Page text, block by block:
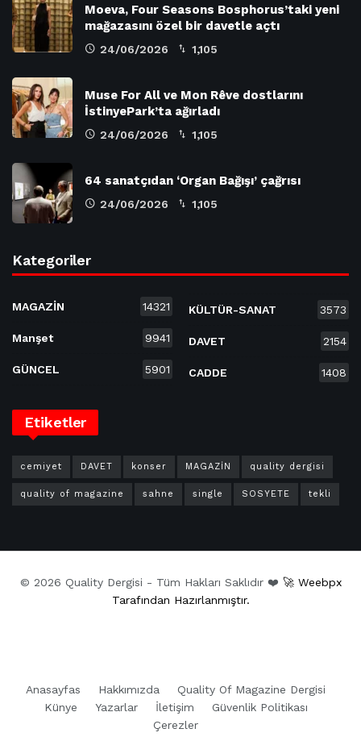
Moeva, Four Seasons Bosphorus’taki yeni
mağazasını özel bir davetle açtı
24/06/2026 1,105
Muse For All ve Mon Rêve dostlarını
İstinyePark’ta ağırladı
24/06/2026 1,105
64 sanatçıdan ‘Organ Bağışı’ çağrısı
24/06/2026 1,105
Kategoriler
MAGAZİN 14321
Manşet 9941
GÜNCEL 5901
KÜLTÜR-SANAT 3573
DAVET 2154
CADDE 1408
Etiketler
cemiyet DAVET konser MAGAZİN quality dergisi
quality of magazine sahne single SOSYETE tekli
© 2026 Quality Dergisi - Tüm Hakları Saklıdır ❤️ 🚀 Weebpx
Tarafından Hazırlanmıştır.
Anasayfas Hakkımızda
Quality Of Magazine Dergisi
Künye
Yazarlar İletişim
Güvenlik Politikası
Çerezler